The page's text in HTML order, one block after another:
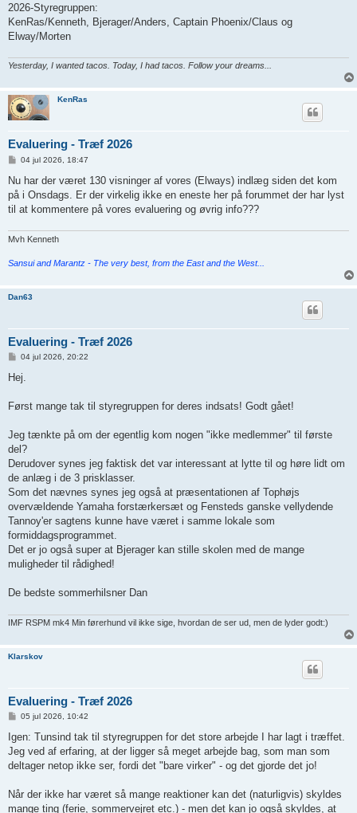
2026-Styregruppen:
KenRas/Kenneth, Bjerager/Anders, Captain Phoenix/Claus og
Elway/Morten
Yesterday, I wanted tacos. Today, I had tacos. Follow your dreams...
KenRas
Evaluering - Træf 2026
d
æ
g
04 jul 2026, 18:47
Nu har der været 130 visninger af vores (Elways) indlæg siden det kom
på i Onsdags. Er der virkelig ikke en eneste her på forummet der har lyst
til at kommentere på vores evaluering og øvrig info???
Mvh Kenneth
Sansui and Marantz - The very best, from the East and the West...
Dan63
Evaluering - Træf 2026
d
g
04 jul 2026, 20:22
Hej.
Først mange tak til styregruppen for deres indsats! Godt gået!
Jeg tænkte på om der egentlig kom nogen "ikke medlemmer" til første
del?
Derudover synes jeg faktisk det var interessant at lytte til og høre lidt om
de anlæg i de 3 prisklasser.
Som det nævnes synes jeg også at præsentationen af Tophøjs
overvældende Yamaha forstærkersæt og Fensteds ganske vellydende
Tannoy'er sagtens kunne have været i samme lokale som
formiddagsprogrammet.
Det er jo også super at Bjerager kan stille skolen med de mange
muligheder til rådighed!
De bedste sommerhilsner Dan
IMF RSPM mk4 Min førerhund vil ikke sige, hvordan de ser ud, men de lyder godt:)
Klarskov
Evaluering - Træf 2026
d
æ
g
05 jul 2026, 10:42
Igen: Tunsind tak til styregruppen for det store arbejde I har lagt i træffet.
Jeg ved af erfaring, at der ligger så meget arbejde bag, som man som
deltager netop ikke ser, fordi det "bare virker" - og det gjorde det jo!
Når der ikke har været så mange reaktioner kan det (naturligvis) skyldes
mange ting (ferie, sommervejret etc.) - men det kan jo også skyldes, at